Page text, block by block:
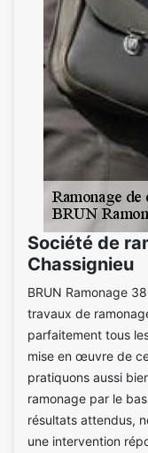
Société de
Chassignieu
BRUN Ramonage
travaux de
parfaitement tous
mise en œuvre de
pratiquons aussi
ramonage par le
résultats attendus,
une intervention